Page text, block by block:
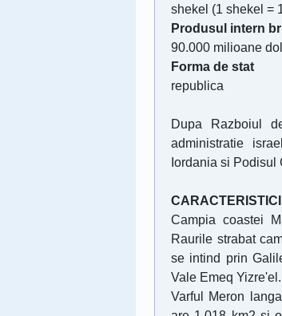
shekel (1 shekel =
Produsul intern
90.000 milioane
Forma de stat
republica
Dupa Razboiul
administratie
Iordania si
Campia coastei
Raurile strabat
se intind prin
Vale Emeq
Varful Meron